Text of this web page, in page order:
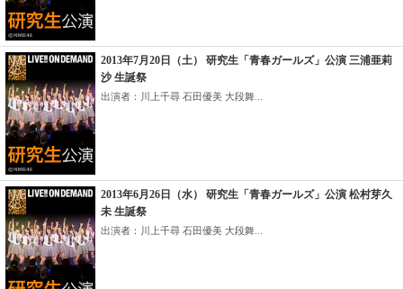
2013年7月20日（土） 研究生「青春ガールズ」公演 三浦亜莉
沙 生誕祭
出演者：川上千尋 石田優美 大段舞...
2013年6月26日（水） 研究生「青春ガールズ」公演 松村芽久
未 生誕祭
出演者：川上千尋 石田優美 大段舞...